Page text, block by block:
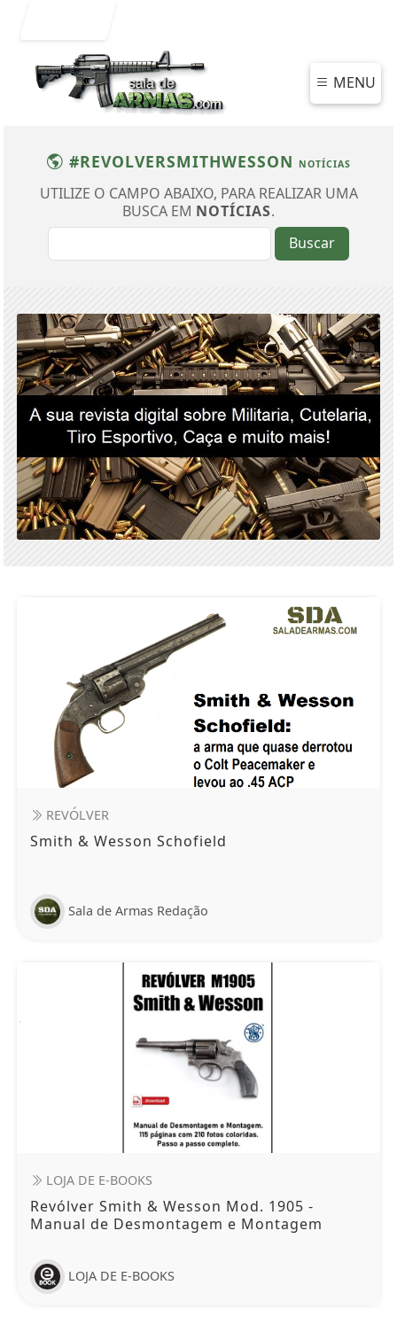
MENU
#REVOLVERSMITHWESSON NOTÍCIAS
UTILIZE O CAMPO ABAIXO, PARA REALIZAR UMA
BUSCA EM NOTÍCIAS.
Buscar
REVÓLVER
Smith & Wesson Schofield
Sala de Armas Redação
LOJA DE E-BOOKS
Revólver Smith & Wesson Mod. 1905 -
Manual de Desmontagem e Montagem
LOJA DE E-BOOKS